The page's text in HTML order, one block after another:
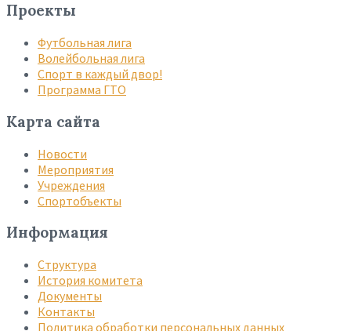
Проекты
Футбольная лига
Волейбольная лига
Спорт в каждый двор!
Программа ГТО
Карта сайта
Новости
Мероприятия
Учреждения
Спортобъекты
Информация
Структура
История комитета
Документы
Контакты
Политика обработки персональных данных